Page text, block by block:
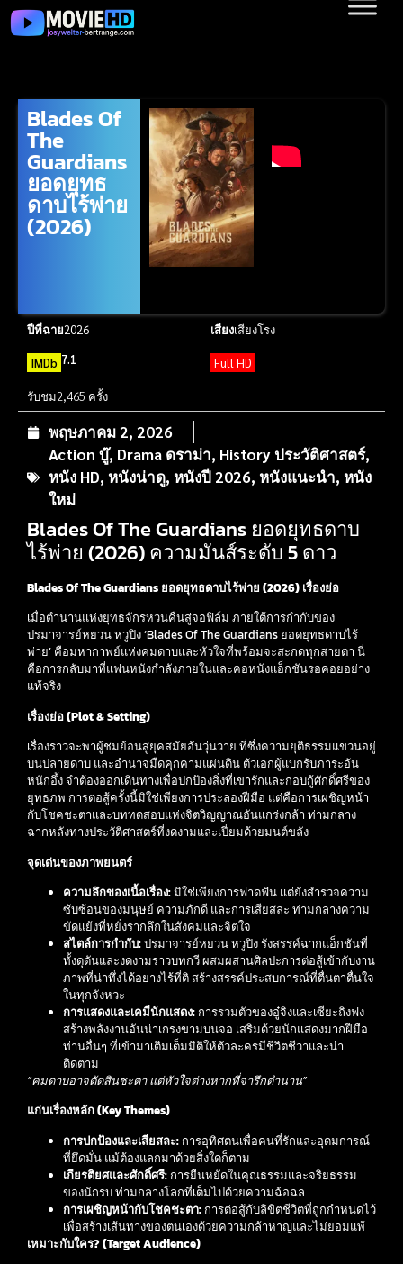
Blades Of
The
Guardians
ยอดยุทธ
ดาบไร้พ่าย
(2026)
ปีที่ฉาย2026 เสียงเสียงโรง
IMDb 7.1 Full HD
รับชม2,465 ครั้ง
พฤษภาคม 2, 2026
Action บู๊, Drama ดราม่า, History ประวัติศาสตร์,
หนัง HD, หนังน่าดู, หนังปี 2026, หนังแนะนำ, หนัง
ใหม่
Blades Of The Guardians ยอดยุทธดาบ
ไร้พ่าย (2026) ความมันส์ระดับ 5 ดาว
Blades Of The Guardians ยอดยุทธดาบไร้พ่าย (2026) เรื่องย่อ
เมื่อตำนานแห่งยุทธจักรหวนคืนสู่จอฟิล์ม ภายใต้การกำกับของ
ปรมาจารย์หยวน หวูปิง ‘Blades Of The Guardians ยอดยุทธดาบไร้
พ่าย’ คือมหากาพย์แห่งคมดาบและหัวใจที่พร้อมจะสะกดทุกสายตา นี่
คือการกลับมาที่แฟนหนังกำลังภายในและคอหนังแอ็กชันรอคอยอย่าง
แท้จริง
เรื่องย่อ (Plot & Setting)
เรื่องราวจะพาผู้ชมย้อนสู่ยุคสมัยอันวุ่นวาย ที่ซึ่งความยุติธรรมแขวนอยู่
บนปลายดาบ และอำนาจมืดคุกคามแผ่นดิน ตัวเอกผู้แบกรับภาระอัน
หนักอึ้ง จำต้องออกเดินทางเพื่อปกป้องสิ่งที่เขารักและกอบกู้ศักดิ์ศรีของ
ยุทธภพ การต่อสู้ครั้งนี้มิใช่เพียงการประลองฝีมือ แต่คือการเผชิญหน้า
กับโชคชะตาและบททดสอบแห่งจิตวิญญาณอันแกร่งกล้า ท่ามกลาง
ฉากหลังทางประวัติศาสตร์ที่งดงามและเปี่ยมด้วยมนต์ขลัง
จุดเด่นของภาพยนตร์
ความลึกของเนื้อเรื่อง:มิใช่เพียงการฟาดฟัน แต่ยังสำรวจความ
ซับซ้อนของมนุษย์ ความภักดี และการเสียสละ ท่ามกลางความ
ขัดแย้งที่หยั่งรากลึกในสังคมและจิตใจ
สไตล์การกำกับ:ปรมาจารย์หยวน หวูปิง รังสรรค์ฉากแอ็กชันที่
ทั้งดุดันและงดงามราวบทกวี ผสมผสานศิลปะการต่อสู้เข้ากับงาน
ภาพที่น่าทึ่งได้อย่างไร้ที่ติ สร้างสรรค์ประสบการณ์ที่ตื่นตาตื่นใจ
ในทุกจังหวะ
การแสดงและเคมีนักแสดง: การรวมตัวของอู๋จิงและเซียะถิงฟง
สร้างพลังงานอันน่าเกรงขามบนจอ เสริมด้วยนักแสดงมากฝีมือ
ท่านอื่นๆ ที่เข้ามาเติมเต็มมิติให้ตัวละครมีชีวิตชีวาและน่า
ติดตาม
“คมดาบอาจตัดสินชะตา แต่หัวใจต่างหากที่จารึกตำนาน”
แก่นเรื่องหลัก (Key Themes)
การปกป้องและเสียสละ: การอุทิศตนเพื่อคนที่รักและอุดมการณ์
ที่ยึดมั่น แม้ต้องแลกมาด้วยสิ่งใดก็ตาม
เกียรติยศและศักดิ์ศรี: การยืนหยัดในคุณธรรมและจริยธรรม
ของนักรบ ท่ามกลางโลกที่เต็มไปด้วยความฉ้อฉล
การเผชิญหน้ากับโชคชะตา: การต่อสู้กับลิขิตชีวิตที่ถูกกำหนดไว้
เพื่อสร้างเส้นทางของตนเองด้วยความกล้าหาญและไม่ยอมแพ้
เหมาะกับใคร? (Target Audience)